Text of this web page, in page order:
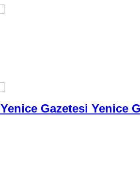
Yenice Gazetesi Yenice